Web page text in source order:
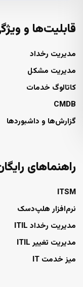
قابلیت‌ها و
مدیریت رخداد
مدیریت مشکل
کاتالوگ خدمات
CMDB
گزارش‌ها و داشبوردها
راهنماهای
ITSM
نرم‌افزار هلپ‌دسک
مدیریت رخداد ITIL
مدیریت تغییر ITIL
میز خدمت IT